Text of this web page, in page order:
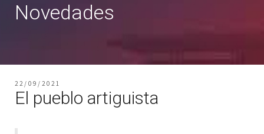
Novedades
22/09/2021
El pueblo artiguista